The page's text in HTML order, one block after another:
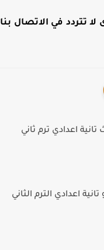
في الاتصال بنا
اعدادي ترم ثاني
اعدادي الترم الثاني